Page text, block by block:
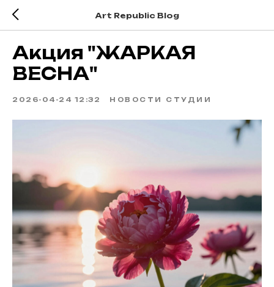
Art Republic Blog
Акция "ЖАРКАЯ
ВЕСНА"
2026-04-24 12:32 НОВОСТИ СТУДИИ